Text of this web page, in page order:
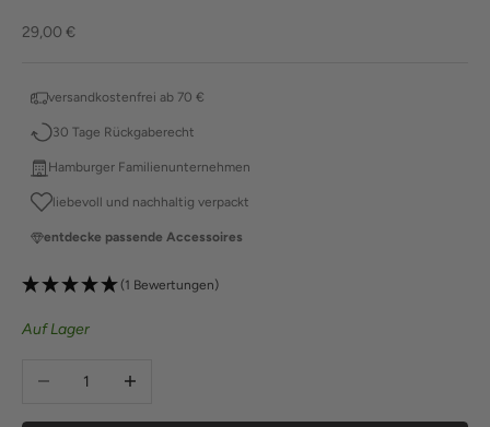
Angebot
29,00 €
versandkostenfrei ab 70 €
30 Tage Rückgaberecht
Hamburger Familienunternehmen
liebevoll und nachhaltig verpackt
entdecke passende Accessoires
(1 Bewertungen)
Auf Lager
Anzahl verringernAnzahl erhöhen